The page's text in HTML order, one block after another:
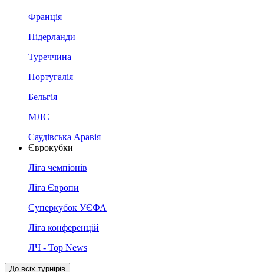
Франція
Нідерланди
Туреччина
Португалія
Бельгія
МЛС
Саудівська Аравія
Єврокубки
Ліга чемпіонів
Ліга Європи
Суперкубок УЄФА
Ліга конференцій
ЛЧ - Top News
До всіх турнірів